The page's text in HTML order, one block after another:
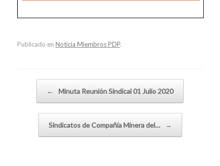
Publicado en Noticia Miembros PDP.
← Minuta Reunión Sindical 01 Julio 2020
Sindicatos de Compañía Minera del… →